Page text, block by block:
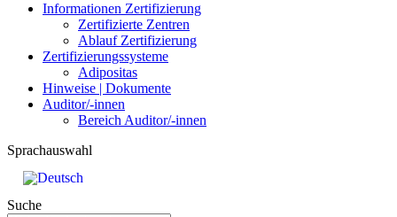
Informationen Zertifizierung
Zertifizierte Zentren
Ablauf Zertifizierung
Zertifizierungssysteme
Adipositas
Hinweise | Dokumente
Auditor/-innen
Bereich Auditor/-innen
Sprachauswahl
Suche